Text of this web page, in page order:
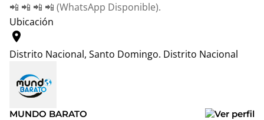
📲 📲 📲 📲 (WhatsApp Disponible).
Ubicación
location_on
Distrito Nacional, Santo Domingo. Distrito Nacional
+
−
Leaflet|© OpenStreetMap contributors
MUNDO BARATO